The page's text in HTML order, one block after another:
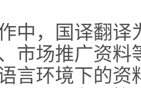
中，国译翻译
市场推广资料
言环境下的